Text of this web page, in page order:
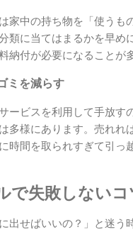
家中の持ち物を「使う
類に当てはまるかを早
納付が必要になることが
ミを減らす
ービスを利用して手放
多様にあります。売れ
時間を取られすぎて引
で失敗しないコ
出せばいいの？」と迷